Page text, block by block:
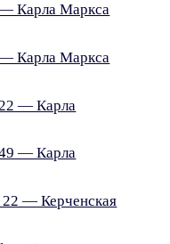
Карла Маркса
Карла Маркса
— Карла
— Карла
— Керченская